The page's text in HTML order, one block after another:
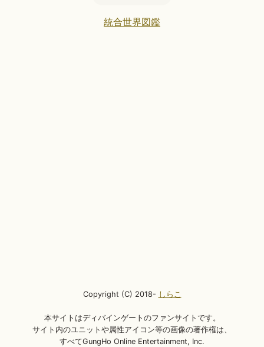
統合世界図鑑
Copyright (C) 2018- しらこ
本サイトはディバインゲートのファンサイトです。
サイト内のユニットや属性アイコン等の画像の著作権は、
すべてGungHo Online Entertainment, Inc.